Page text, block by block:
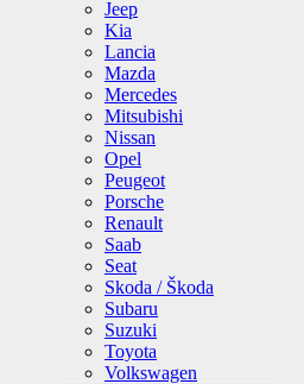
Jeep
Kia
Lancia
Mazda
Mercedes
Mitsubishi
Nissan
Opel
Peugeot
Porsche
Renault
Saab
Seat
Skoda / Škoda
Subaru
Suzuki
Toyota
Volkswagen